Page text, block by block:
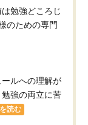
勉強どころじ
のための専門
ルへの理解が
強の両立に苦
読む